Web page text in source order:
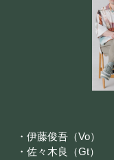
・伊藤俊吾（Vo）
・佐々木良（Gt）